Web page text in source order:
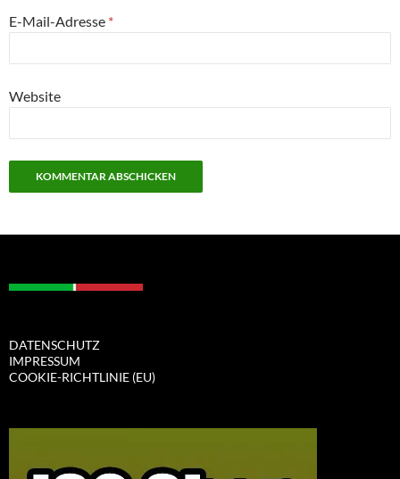
E-Mail-Adresse *
Website
DATENSCHUTZ
IMPRESSUM
COOKIE-RICHTLINIE (EU)